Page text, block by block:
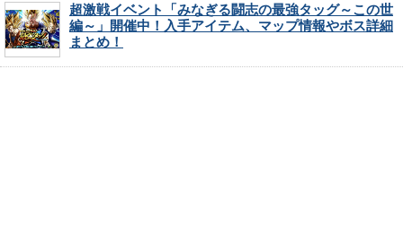
超激戦イベント「みなぎる闘志の最強タッグ～この世
編～」開催中！入手アイテム、マップ情報やボス詳細
まとめ！